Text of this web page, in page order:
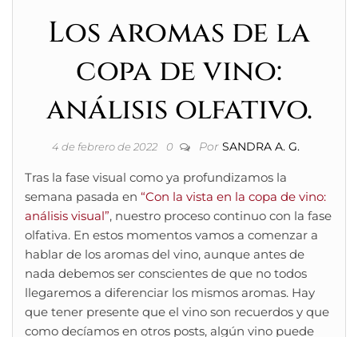
Los aromas de la
copa de vino:
análisis olfativo.
4 de febrero de 2022 0 Por SANDRA A. G.
Tras la fase visual como ya profundizamos la
semana pasada en “Con la vista en la copa de vino:
análisis visual”, nuestro proceso continuo con la fase
olfativa. En estos momentos vamos a comenzar a
hablar de los aromas del vino, aunque antes de
nada debemos ser conscientes de que no todos
llegaremos a diferenciar los mismos aromas. Hay
que tener presente que el vino son recuerdos y que
como decíamos en otros posts, algún vino puede